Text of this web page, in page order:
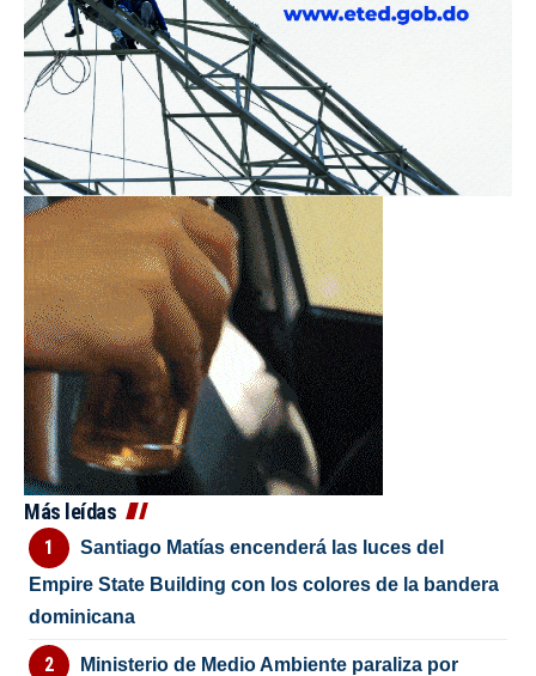
Más leídas
Santiago Matías encenderá las luces del
Empire State Building con los colores de la bandera
dominicana
Ministerio de Medio Ambiente paraliza por